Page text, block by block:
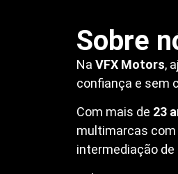
Sobre
Na VFX Motors,
confiança e sem
Com mais de 23
multimarcas
intermediação